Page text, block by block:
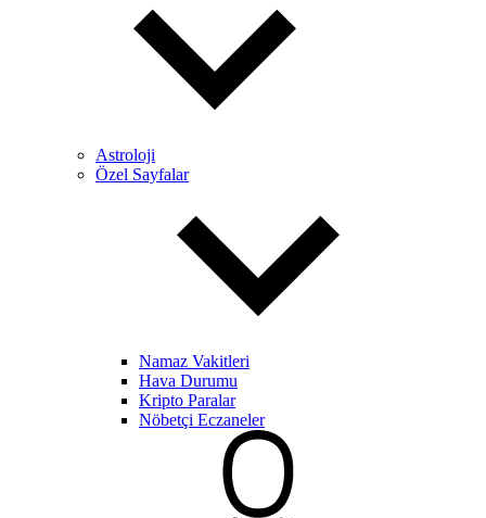
Astroloji
Özel Sayfalar
Namaz Vakitleri
Hava Durumu
Kripto Paralar
Nöbetçi Eczaneler